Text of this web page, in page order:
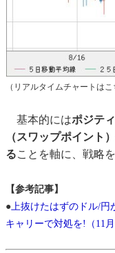
（リアルタイムチャートは
基本的にはポジテ
（スワップポイント
ることを軸に、戦略
【参考記事】
●上抜けたはずのドル/円
キャリーで対処を!（11